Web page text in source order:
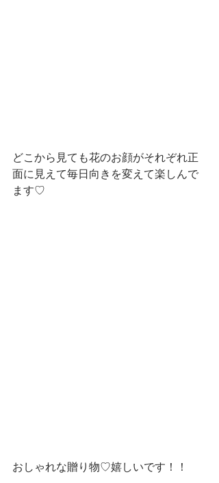
どこから見ても花のお顔がそれぞれ正
面に見えて毎日向きを変えて楽しんで
ます♡
おしゃれな贈り物♡嬉しいです！！